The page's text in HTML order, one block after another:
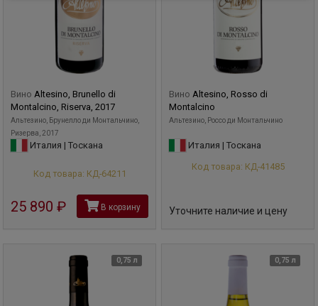
Вино Altesino, Brunello di
Montalcino, Riserva, 2017
Альтезино, Брунелло ди Монтальчино,
Ризерва, 2017
Италия | Тоскана
Код товара: КД-64211
25 890 рубВ корзину
Вино Altesino, Rosso di
Montalcino
Альтезино, Россо ди Монтальчино
Италия | Тоскана
Код товара: КД-41485
Уточните наличие и цену
0,75 л 0,75 л